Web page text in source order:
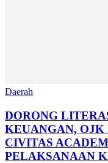
Daerah
DORONG
KEUANGAN,
CIVITAS
PELAKSANAAN